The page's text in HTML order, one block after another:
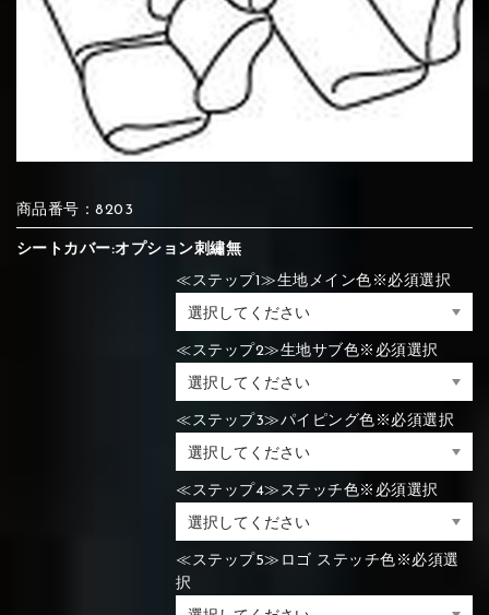
⑩White
⑭Caramel ⑮Wine red
⑦Blue ⑧Orange ⑨Pink
⑩White ⑪Black ⑫Ivory
⑭Caramel ⑮Wine red
⑤Dark Brown ⑥Yellow
⑪Black ⑫Ivory
⑭Caramel ⑮Wine red
④Beige ⑤Ivory ⑥Red
⑦Wine-red
⑪Blue ⑫Aqua blue
⑭Pink ⑮Rose pink
④Beige ⑤Ivory ⑥Red
⑦Wine-red
⑪Blue ⑫Aqua blue
⑭Pink ⑮Rose pink
商品番号：8203
シートカバー:オプション刺繡無
≪ステップ1≫生地メイン色※必須選択
≪ステップ2≫生地サブ色※必須選択
≪ステップ3≫パイピング色※必須選択
≪ステップ4≫ステッチ色※必須選択
≪ステップ5≫ロゴ ステッチ色※必須選
択